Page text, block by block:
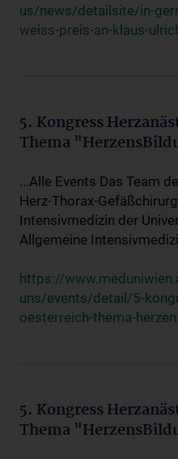
us/news/detailsite/in-
weiss-preis-an-klaus-
5. Kongress
Thema
...Alle Events Das Team
Herz-Thorax-
Intensivmedizin der
Allgemeine
https://
uns/events/detail/5-
oesterreich-thema-
5. Kongress
Thema